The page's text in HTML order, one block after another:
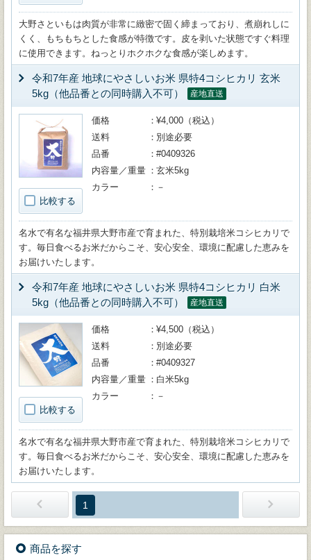
大野さといもは肉質が非常に緻密で固く締まっており、煮崩れしに
くく、もちもちとした食感が特徴です。皮を剥いた状態ですぐ料理
に使用できます。ねっとりホクホクな食感が楽しめます。
令和7年産 地球にやさしいお米 県特4コシヒカリ 玄米
5kg（他品番との同時購入不可）
産地直送
比較する
価格
¥4,000（税込）
送料
別途必要
品番
#0409326
内容量／重量
玄米5kg
カラー
－
名水で有名な福井県大野市産で育まれた、特別栽培米コシヒカリで
す。毎日食べるお米だからこそ、安心安全、環境に配慮した恵みを
お届けいたします。
令和7年産 地球にやさしいお米 県特4コシヒカリ 白米
5kg（他品番との同時購入不可）
産地直送
比較する
価格
¥4,500（税込）
送料
別途必要
品番
#0409327
内容量／重量
白米5kg
カラー
－
名水で有名な福井県大野市産で育まれた、特別栽培米コシヒカリで
す。毎日食べるお米だからこそ、安心安全、環境に配慮した恵みを
お届けいたします。
1
商品を探す